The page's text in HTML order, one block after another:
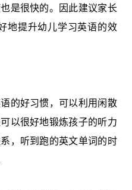
是很快的。因此建议家长
地提升幼儿学习英语的效
的好习惯，可以利用闲散
以很好地锻炼孩子的听力
，听到跑的英文单词的时